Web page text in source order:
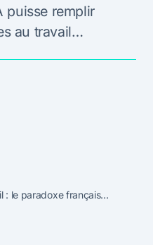
puisse remplir
au travail…
: le paradoxe français…